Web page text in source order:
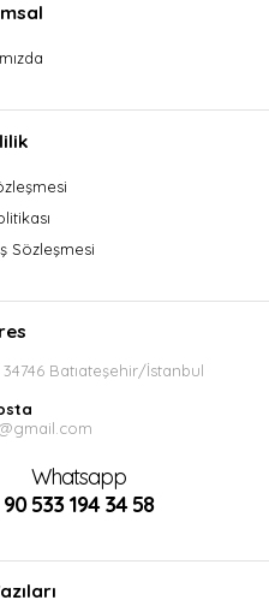
Sözleşmesi
Batıateşehir/İstanbul
Whatsapp
90 533 194 34 58